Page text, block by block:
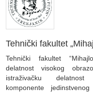
Tehnički fakultet
Tehnički fakultet
delatnost visokog
istraživačku
komponente